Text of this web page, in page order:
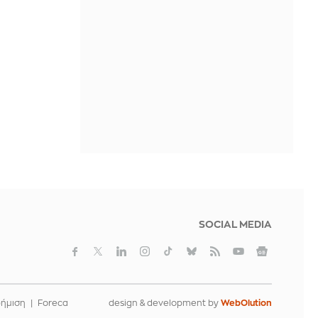
SOCIAL MEDIA
Foreca design & development by WebOlution